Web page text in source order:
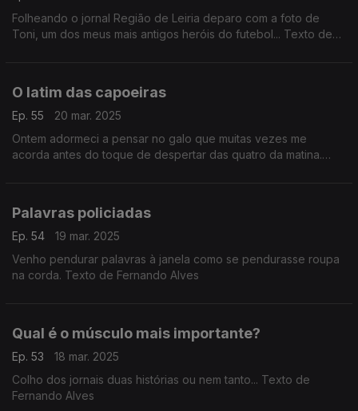
Folheando o jornal Região de Leiria deparo com a foto de
Toni, um dos meus mais antigos heróis do futebol... Texto de
O latim das capoeiras
Ep. 55
20 mar. 2025
Ontem adormeci a pensar no galo que muitas vezes me
acorda antes do toque de despertar das quatro da matina.
Palavras policiadas
Ep. 54
19 mar. 2025
Venho pendurar palavras à janela como se pendurasse roupa
na corda. Texto de Fernando Alves
Qual é o músculo mais importante?
Ep. 53
18 mar. 2025
Colho dos jornais duas histórias ou nem tanto... Texto de
Fernando Alves